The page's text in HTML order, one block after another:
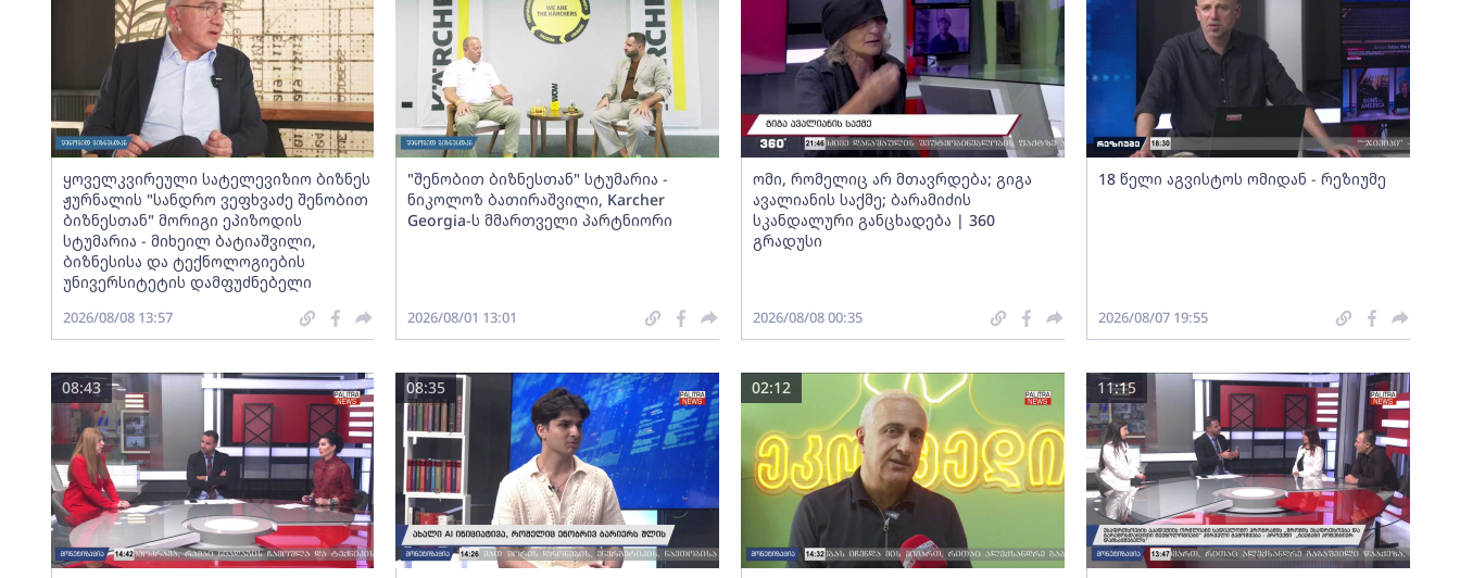
ყოველკვირეული სატელევიზიო ბიზნეს
ჟურნალის "სანდრო ვეფხვაძე შენობით
ბიზნესთან" მორიგი ეპიზოდის
სტუმარია - მიხეილ ბატიაშვილი,
ბიზნესისა და ტექნოლოგიების
უნივერსიტეტის დამფუძნებელი
2026/08/08 13:57
"შენობით ბიზნესთან" სტუმარია -
ნიკოლოზ ბათირაშვილი, Karcher
Georgia-ს მმართველი პარტნიორი
2026/08/01 13:01
ომი, რომელიც არ მთავრდება; გიგა
ავალიანის საქმე; ბარამიძის
სკანდალური განცხადება | 360
გრადუსი
2026/08/08 00:35
18 წელი აგვისტოს ომიდან - რეზიუმე
2026/08/07 19:55
08:43 08:35 02:12 11:15